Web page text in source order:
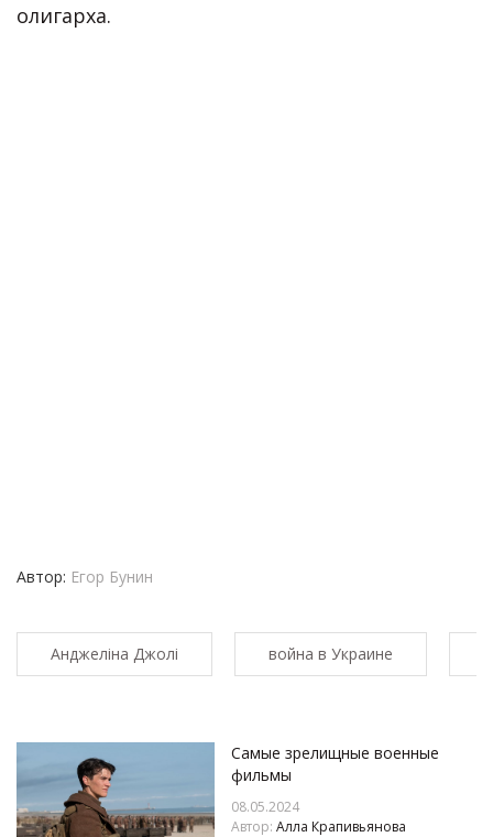
олигарха.
Автор: Егор Бунин
Анджеліна Джолі война в Украине
Самые зрелищные военные
фильмы
08.05.2024
Автор: Алла Крапивьянова